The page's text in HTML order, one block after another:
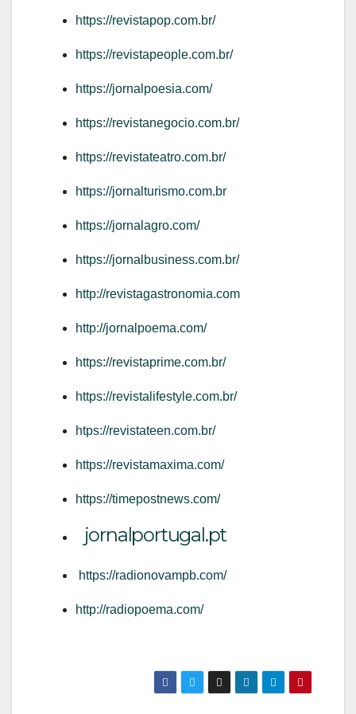
https://revistapop.com.br/
https://revistapeople.com.br/
https://jornalpoesia.com/
https://revistanegocio.com.br/
https://revistateatro.com.br/
https://jornalturismo.com.br
https://jornalagro.com/
https://jornalbusiness.com.br/
http://revistagastronomia.com
http://jornalpoema.com/
https://revistaprime.com.br/
https://revistalifestyle.com.br/
htps://revistateen.com.br/
https://revistamaxima.com/
https://timepostnews.com/
jornalportugal.pt
https://radionovampb.com/
http://radiopoema.com/